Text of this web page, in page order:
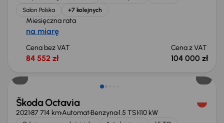
Salon Polska
+7 kolejnych
Miesięczna rata
na miarę
Cena bez VAT
84 552 zł
Cena z VAT
104 000 zł
Możliwość odliczenia VAT
Škoda Octavia
202187 714 kmAutomatBenzyna1.5 TSI110 kW